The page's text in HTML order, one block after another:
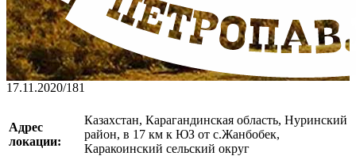
17.11.2020/181
Адрес
локации:
Казахстан, Карагандинская область, Нуринский
район, в 17 км к ЮЗ от с.Жанбобек,
Каракоинский сельский округ